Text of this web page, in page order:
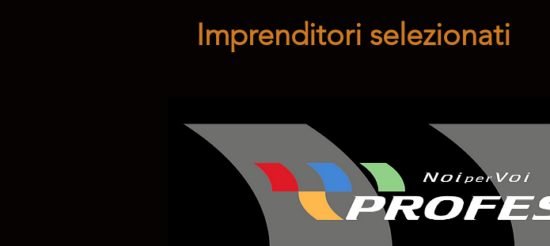
Imprenditori selezionati